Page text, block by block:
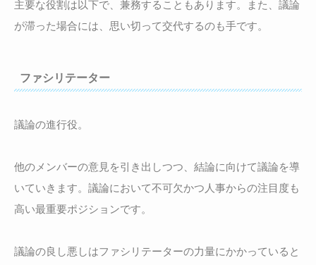
主要な役割は以下で、兼務することもあります。また、議論
が滞った場合には、思い切って交代するのも手です。
ファシリテーター
議論の進行役。
他のメンバーの意見を引き出しつつ、結論に向けて議論を導
いていきます。議論において不可欠かつ人事からの注目度も
高い最重要ポジションです。
議論の良し悪しはファシリテーターの力量にかかっていると